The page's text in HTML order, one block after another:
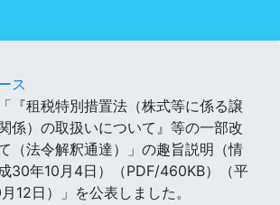
ス
『租税特別措置法（株式等に係る譲
係）の取扱いについて』等の一部改
（法令解釈通達）」の趣旨説明（情
30年10月4日）（PDF/460KB）（平
12日）」を公表しました。